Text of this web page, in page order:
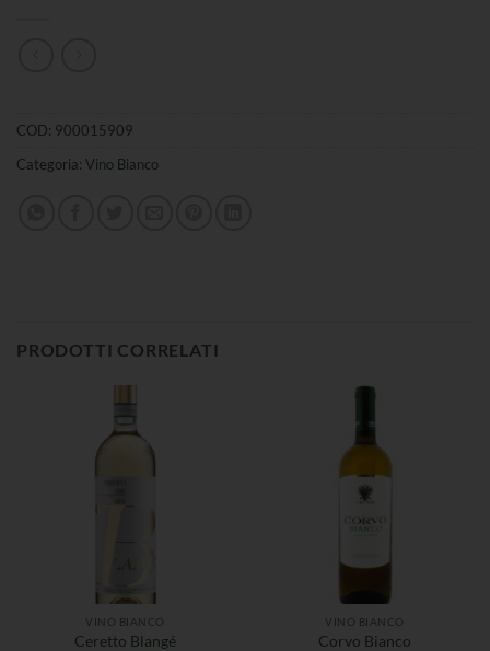
COD: 900015909
Categoria: Vino Bianco
PRODOTTI CORRELATI
VINO BIANCO
Ceretto Blangé
VINO BIANCO
Corvo Bianco